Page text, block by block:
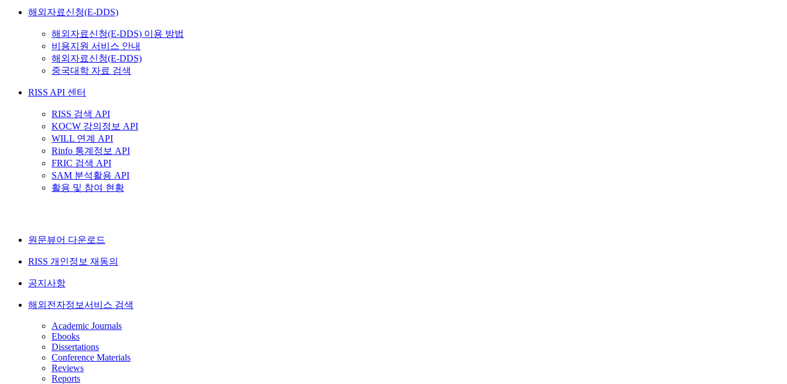
해외자료신청(E-DDS)
해외자료신청(E-DDS) 이용 방법
비용지원 서비스 안내
해외자료신청(E-DDS)
중국대학 자료 검색
RISS API 센터
RISS 검색 API
KOCW 강의정보 API
WILL 연계 API
Rinfo 통계정보 API
FRIC 검색 API
SAM 분석활용 API
활용 및 참여 현황
원문뷰어 다운로드
RISS 개인정보 재동의
공지사항
해외전자정보서비스 검색
Academic Journals
Ebooks
Dissertations
Conference Materials
Reviews
Reports